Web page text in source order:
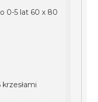
0-5 lat 60 x 80